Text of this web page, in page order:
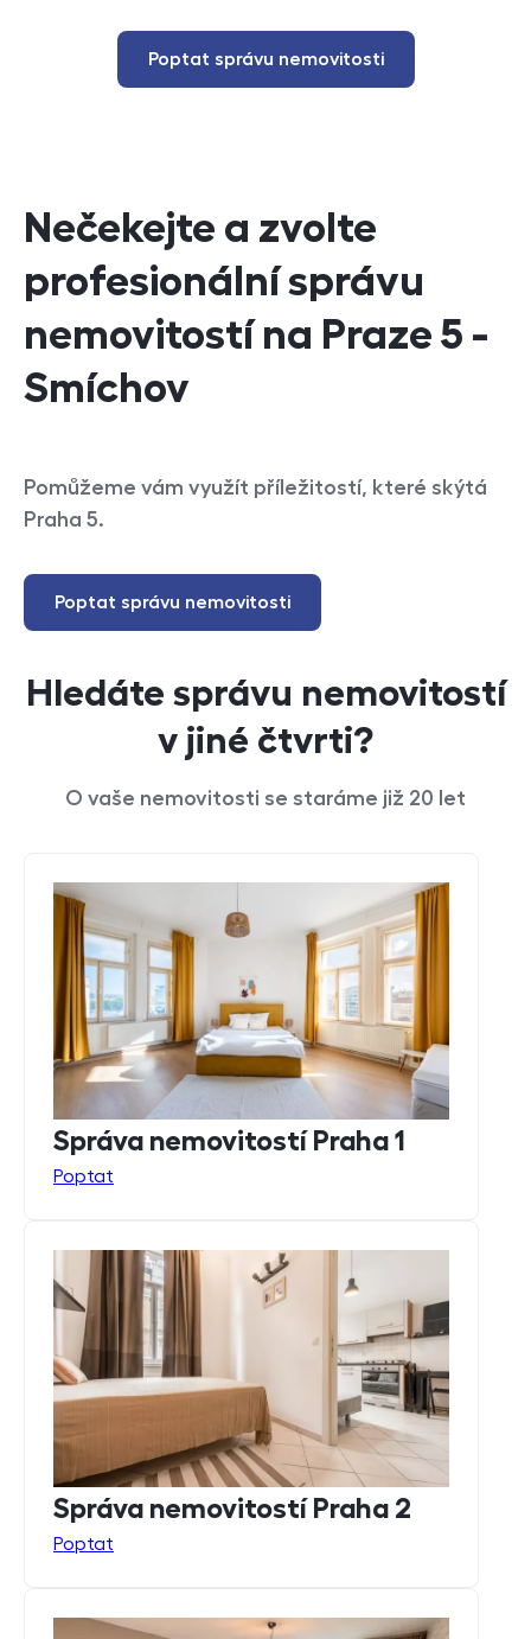
Poptat správu nemovitosti
Nečekejte a zvolte
profesionální správu
nemovitostí na Praze 5 -
Smíchov
Pomůžeme vám využít příležitostí, které skýtá
Praha 5.
Poptat správu nemovitosti
Hledáte správu nemovitostí
v jiné čtvrti?
O vaše nemovitosti se staráme již 20 let
Správa nemovitostí Praha 1
Poptat
Správa nemovitostí Praha 2
Poptat